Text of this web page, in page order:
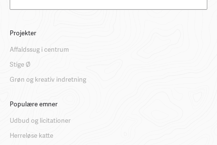
Projekter
Affaldssug i centrum
Stige Ø
Grøn og kreativ indretning
Populære emner
Udbud og licitationer
Herreløse katte